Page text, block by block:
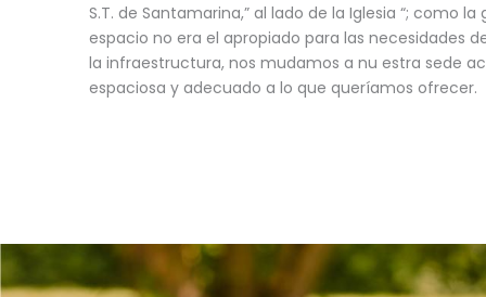
S.T. de Santamarina,” al lado de la Iglesia “; como
espacio no era el apropiado para las necesidades
la infraestructura, nos mudamos a nu estra sede
espaciosa y adecuado a lo que queríamos ofrecer.